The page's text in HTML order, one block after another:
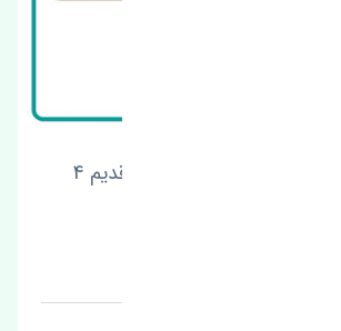
کاسه نمد سر میل لنگ سانگ یانگ کوراندو قدیم 4